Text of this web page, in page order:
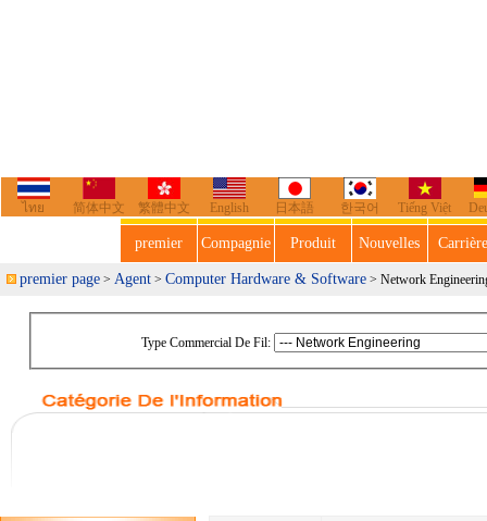
ไทย 简体中文 繁體中文 English 日本語 한국어 Tiếng Việt
premier Compagnie Produit Nouvelles
premier page > Agent > Computer Hardware & Software > Network
Type Commercial De Fil: